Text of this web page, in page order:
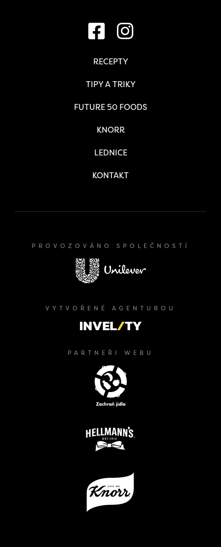
RECEPTY
TIPY A TRIKY
FUTURE 50 FOODS
KNORR
LEDNICE
KONTAKT
PROVOZOVÁNO SPOLEČNOSTÍ
VYTVOŘENÉ AGENTUROU
PARTNEŘI WEBU